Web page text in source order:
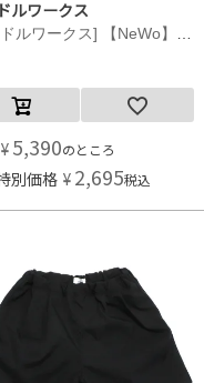
ルワークス
¥ 5,390のところ
別価格 ¥ 2,695税込